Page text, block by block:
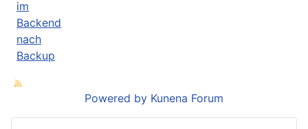
im
Backend
nach
Backup
Powered by Kunena Forum